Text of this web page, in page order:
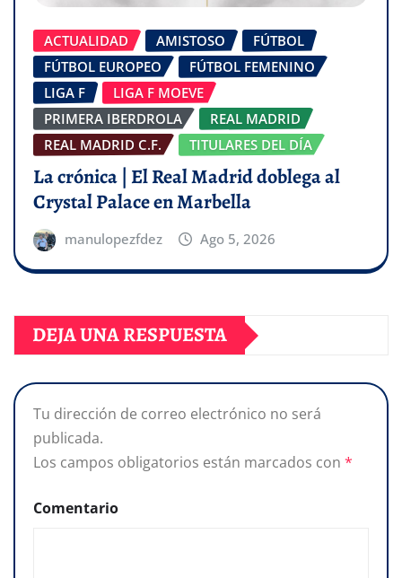
ACTUALIDAD AMISTOSO
FÚTBOL
FÚTBOL EUROPEO
FÚTBOL FEMENINO
LIGA F
LIGA F MOEVE
PRIMERA IBERDROLA
REAL MADRID
REAL MADRID C.F.
TITULARES DEL DÍA
La crónica | El Real Madrid doblega al
Crystal Palace en Marbella
manulopezfdez Ago 5, 2026
DEJA UNA RESPUESTA
Tu dirección de correo electrónico no será
publicada.
Los campos obligatorios están marcados con *
Comentario